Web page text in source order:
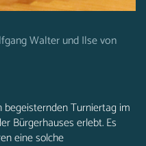
Walter und Ilse von
begeisternden Turniertag im
Bürgerhauses erlebt. Es
eine solche